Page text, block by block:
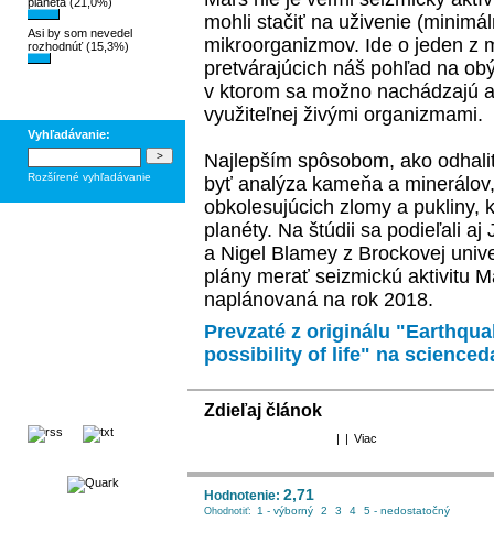
Asi by som nevedel
rozhodnúť (15,3%)
Vyhľadávanie:
Rozšírené vyhľadávanie
mohli stačiť na uživenie
mikroorganizmov. Ide o jeden z
pretvárajúcich náš pohľad na
v ktorom sa možno nachádzajú
využiteľnej živými organizmami.
Najlepším spôsobom, ako
byť analýza kameňa a
obkolesujúcich zlomy a pukliny,
planéty. Na štúdii sa podieľali aj
a Nigel Blamey z Brockovej
plány merať seizmickú aktivitu
naplánovaná na rok 2018.
Prevzaté z originálu
possibility of life" na
Zdieľaj článok
| | Viac
Hodnotenie: 2,71
Ohodnotiť: 1 - výborný 2 3 4 5 - nedostatočný